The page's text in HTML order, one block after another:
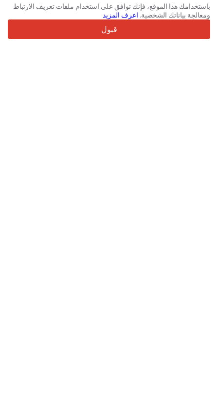
4.7/5
Trustpilot
باستخدامك هذا الموقع، فإنك توافق على استخدام ملفات تعريف الارتباط
ومعالجة بياناتك الشخصية. اعرف المزيد
قبول